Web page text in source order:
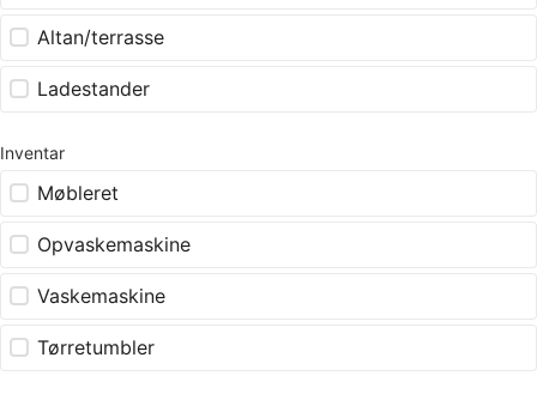
Altan/terrasse
Ladestander
Inventar
Møbleret
Opvaskemaskine
Vaskemaskine
Tørretumbler